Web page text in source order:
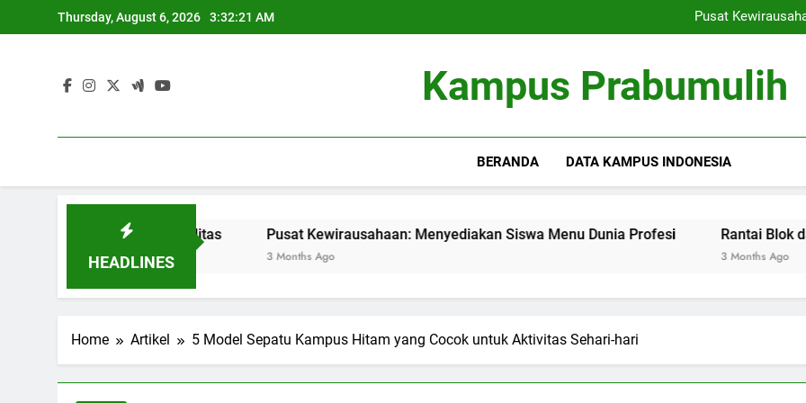
to
Thursday, August 6, 2026 3:32:22 AM
Pusat
Rantai Blok dalam
Pusat
Rantai Blok dalam
Kampus Prabumulih
BERANDA DATA KAMPUS INDONESIA
HEADLINES
Berkualitas Pusat Kewirausahaan: Menyediakan Siswa Menu Dunia Profesi
3 Months Ago
Rantai Blok dalam
3 Months Ago
Home Artikel 5 Model Sepatu Kampus Hitam yang Cocok untuk Aktivitas Sehari-hari